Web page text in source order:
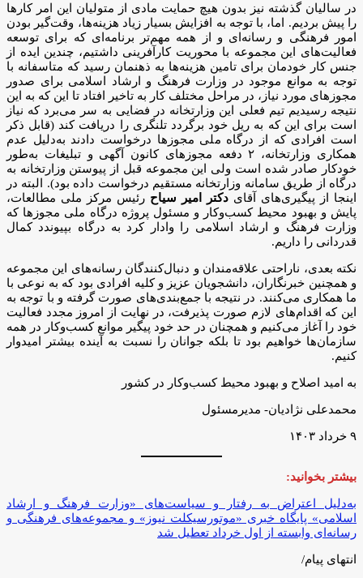
در سالیان گذشته نیز بدون هیچ حمایت مادی از متولیان این امر کارها
را پیش بردیم. اما، با توجه به افزایش بسیار زیاد هزینه‌ها، وقت‌گیر بودن
امور فرهنگی و رسانه‌ای و از همه مهم‌تر برنامه‌ای که برای توسعه
فعالیت‌های این مجموعه با محوریت کارآفرینی داشتیم، چندین ایده از
جنس کار خودمان برای تامین هزینه‌ها به ذهنمان رسید که متاسفانه با
توجه به موانع موجود در وزارت فرهنگ و ارشاد اسلامی برای صدور
مجوزهای مورد نیاز، در مراحل مختلف کار به تاخیر افتاد تا این که به این
نتیجه رسیدیم تیم فعلی این وزارتخانه در فضایی به سر می‌برد که نیاز
است برای این که به ریل خود برگردد تلنگری را دریافت کند (قابل ذکر
است افرادی که از درگاه ملی مجوزها درخواست دادند به‌دلیل عدم
همکاری وزارتخانه، ۲ دفعه مجوزهای کانون آگهی و تبلیغات به‌طور
خودکار صادر شده است ولی این مجموعه قبل از پیوستن وزارتخانه به
درگاه از طریق سامانه وزارتخانه مستقیم درخواست داده بود). البته در
اینجا از پیگیری‌های آقای دکتر امیر سیاح رئیس مرکز ملی مطالعات،
پایش و بهبود محیط کسب‌وکار و مسئول پروژه درگاه ملی مجوزها که
وزارت فرهنگ و ارشاد اسلامی را وادار کرد به درگاه بپیوندد کمال
قدردانی را داریم.
نکته بعدی، ناراحتی علاقه‌مندان و دنبال‌کنندگان رسانه‌های این مجموعه
و همچنین خبرنگاران، دانشجویان عزیز و کلیه افرادی بود که به نوعی با
ما همکاری می‌کنند. در نتیجه با جمع‌بندی‌های صورت گرفته و با توجه به
این که اقدام‌های لازم صورت پذیرفت، در نهایت از امروز مجدد فعالیت
خود را آغاز می‌کنیم و همچنان در حد خود پیگیر موانع کسب‌و‌کار در همه
سازمان‌ها خواهیم بود تا بلکه جوانان را نسبت به آینده بیشتر امیدوار
کنیم.
به امید اصلاح و بهبود محیط کسب‌و‌کار در کشور
محمدعلی نژادیان- مدیرمسئول
۹ خرداد ۱۴۰۳
بیشتر بخوانید:
به‌دلیل اعتراض به رفتار و سیاست‌های «وزارت فرهنگ و ارشاد
اسلامی» پایگاه خبری «موتورسیکلت‌ نیوز» و مجموعه‌های فرهنگی و
رسانه‌ای وابسته از اول خرداد تعطیل شد
انتهای پیام/